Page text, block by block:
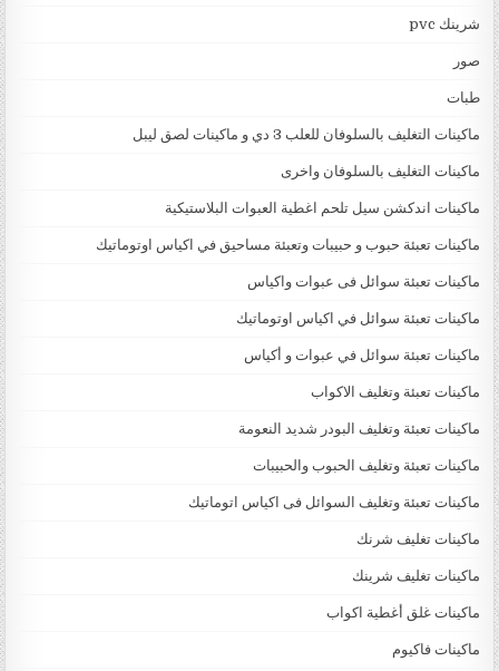
شرينك pvc
صور
طبات
ماكينات التغليف بالسلوفان للعلب 3 دي و ماكينات لصق ليبل
ماكينات التغليف بالسلوفان واخرى
ماكينات اندكشن سيل تلحم اغطية العبوات البلاستيكية
ماكينات تعبئة حبوب و حبيبات وتعبئة مساحيق في اكياس اوتوماتيك
ماكينات تعبئة سوائل فى عبوات واكياس
ماكينات تعبئة سوائل في اكياس اوتوماتيك
ماكينات تعبئة سوائل في عبوات و أكياس
ماكينات تعبئة وتغليف الاكواب
ماكينات تعبئة وتغليف البودر شديد النعومة
ماكينات تعبئة وتغليف الحبوب والحبيبات
ماكينات تعبئة وتغليف السوائل فى اكياس اتوماتيك
ماكينات تغليف شرنك
ماكينات تغليف شرينك
ماكينات غلق أغطية اكواب
ماكينات فاكيوم